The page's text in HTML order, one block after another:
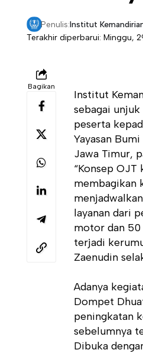
Terakhir diperbarui: Minggu,
Penulis:Institut
Bagikan
Institut
sebagai
peserta
Yayasan
Jawa Timur,
“Konsep
membagikan
layanan dari
motor dan 50
terjadi
Zaenudin
Adanya
Dompet
peningkatan
sebelumnya
Dibuka